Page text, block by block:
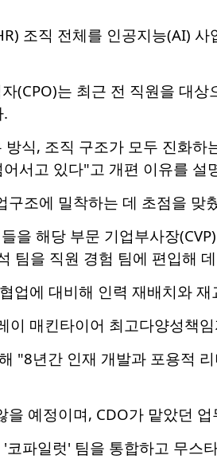
조직 전체를 인공지능(AI)
(CPO)는 최근 전 직원을 대
식, 조직 구조가 모두 진화
서고 있다"고 개편 이유를 설
구조에 밀착하는 데 초점을 맞
을 해당 부문 기업부사장
팀을 직원 경험 팀에 편입해
업에 대비해 인력 재배치와
이 매킨타이어 최고다양성책
"8년간 인재 개발과 포용적
을 예정이며, CDO가 맡았던
코파일럿' 팀을 통합하고 무스